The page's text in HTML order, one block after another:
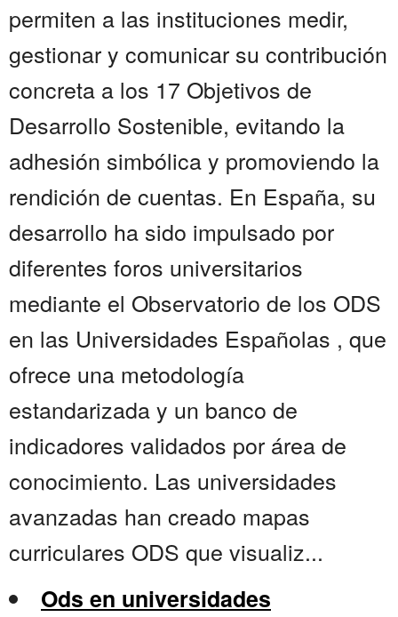
permiten a las instituciones medir,
gestionar y comunicar su contribución
concreta a los 17 Objetivos de
Desarrollo Sostenible, evitando la
adhesión simbólica y promoviendo la
rendición de cuentas. En España, su
desarrollo ha sido impulsado por
diferentes foros universitarios
mediante el Observatorio de los ODS
en las Universidades Españolas , que
ofrece una metodología
estandarizada y un banco de
indicadores validados por área de
conocimiento. Las universidades
avanzadas han creado mapas
curriculares ODS que visualiz...
Ods en universidades